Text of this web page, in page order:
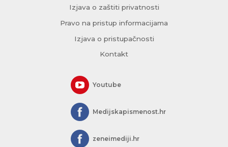
Izjava o zaštiti privatnosti
Pravo na pristup informacijama
Izjava o pristupačnosti
Kontakt
Youtube
Medijskapismenost.hr
zeneimediji.hr